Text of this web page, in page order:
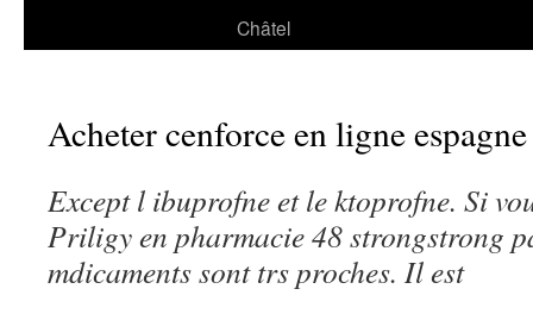
Châtel
Acheter cenforce en ligne espagne
Exceptl ibuprofne et le ktoprofne. Si
Priligy en pharmacie 48strongstrong
mdicaments sont trs proches. Il est